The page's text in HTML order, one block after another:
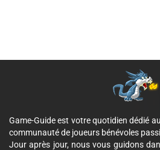
Game-Guide est votre quotidien dédié
communauté de joueurs bénévoles
Jour après jour, nous vous guidons